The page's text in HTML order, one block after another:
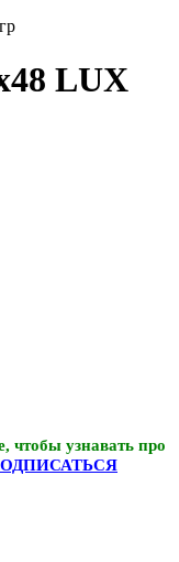
LUX
чтобы узнавать про